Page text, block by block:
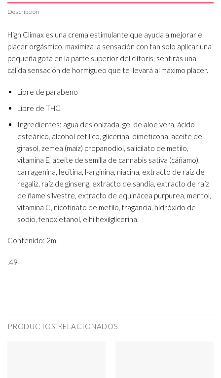
Descripción
High Climax es una crema estimulante que ayuda a mejorar el
placer orgásmico, maximiza la sensación con tan solo aplicar una
pequeña gota en la parte superior del clítoris, sentirás una
cálida sensación de hormigueo que te llevará al máximo placer.
Libre de parabeno
Libre de THC
Ingredientes: agua desionizada, gel de aloe vera, ácido
esteárico, alcohol cetílico, glicerina, dimeticona, aceite de
girasol, zemea (maíz) propanodiol, salicilato de metilo,
vitamina E, aceite de semilla de cannabis sativa (cáñamo),
carragenina, lecitina, l-arginina, niacina, extracto de raíz de
regaliz, raíz de ginseng, extracto de sandía, extracto de raíz
de ñame silvestre, extracto de equinácea purpurea, mentol,
vitamina C, nicotinato de metilo, fragancia, hidróxido de
sodio, fenoxietanol, eihilhexilglicerina.
Contenido: 2ml
.49
PRODUCTOS RELACIONADOS